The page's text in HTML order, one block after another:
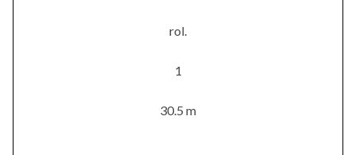
rol.
1
30.5 m